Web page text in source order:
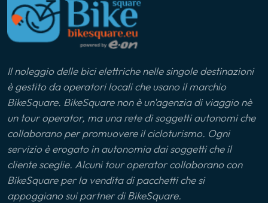
Il noleggio delle bici elettriche nelle singole destinazioni
è gestito da operatori locali che usano il marchio
BikeSquare. BikeSquare non è un'agenzia di viaggio nè
un tour operator, ma una rete di soggetti autonomi che
collaborano per promuovere il cicloturismo. Ogni
servizio è erogato in autonomia dai soggetti che il
cliente sceglie. Alcuni tour operator collaborano con
BikeSquare per la vendita di pacchetti che si
appoggiano sui partner di BikeSquare.